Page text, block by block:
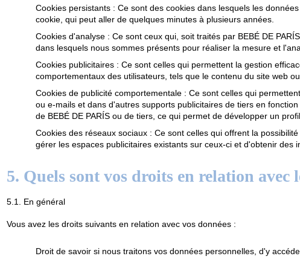
Cookies persistants: Ce sont des cookies dans lesquels les
cookie, qui peut aller de quelques minutes à plusieurs années.
Cookies d'analyse: Ce sont ceux qui, soit traités par BEBÉ DE
dans lesquels nous sommes présents pour réaliser la mesure et
Cookies publicitaires: Ce sont celles qui permettent la gestion
comportementaux des utilisateurs, tels que le contenu du site web
Cookies de publicité comportementale: Ce sont celles qui
ou e-mails et dans d'autres supports publicitaires de tiers en
de BEBÉ DE PARÍS ou de tiers, ce qui permet de développer un
Cookies des réseaux sociaux: Ce sont celles qui offrent la
gérer les espaces publicitaires existants sur ceux-ci et d'obtenir
5. Quels sont vos droits en relation
5.1. En général
Vous avez les droits suivants en relation avec vos données :
Droit de savoir si nous traitons vos données personnelles, d'y